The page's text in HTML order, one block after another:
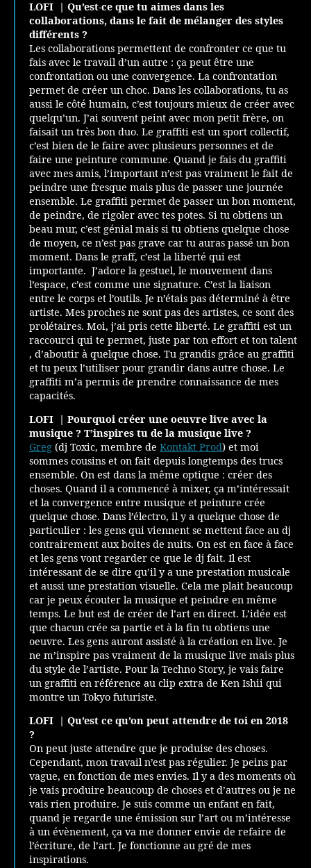
LOFI | Qu’est-ce que tu aimes dans les
collaborations, dans le fait de mélanger des styles
différents ?
Les collaborations permettent de confronter ce que tu
fais avec le travail d’un autre : ça peut être une
confrontation ou une convergence. La confrontation
permet de créer un choc. Dans les collaborations, tu as
aussi le côté humain, c’est toujours mieux de créer avec
quelqu’un. J’ai souvent peint avec mon petit frère, on
faisait un très bon duo. Le graffiti est un sport collectif,
c’est bien de le faire avec plusieurs personnes et de
faire une peinture commune. Quand je fais du graffiti
avec mes amis, l’important n’est pas vraiment le fait de
peindre une fresque mais plus de passer une journée
ensemble. Le graffiti permet de passer un bon moment,
de peindre, de rigoler avec tes potes. Si tu obtiens un
beau mur, c’est génial mais si tu obtiens quelque chose
de moyen, ce n’est pas grave car tu auras passé un bon
moment. Dans le graff, c’est la liberté qui est
importante. J’adore la gestuel, le mouvement dans
l’espace, c’est comme une signature. C’est la liaison
entre le corps et l’outils. Je n’étais pas déterminé à être
artiste. Mes proches ne sont pas des artistes, ce sont des
prolétaires. Moi, j’ai pris cette liberté. Le graffiti est un
raccourci qui te permet, juste par ton effort et ton talent
, d’aboutir à quelque chose. Tu grandis grâce au graffiti
et tu peux l’utiliser pour grandir dans autre chose. Le
graffiti m’a permis de prendre connaissance de mes
capacités.
LOFI | Pourquoi créer une oeuvre live avec la
musique ? T’inspires tu de la musique live ?
Greg (dj Toxic, membre de Kontakt Prod) et moi
sommes cousins et on fait depuis longtemps des trucs
ensemble. On est dans la même optique : créer des
choses. Quand il a commencé à mixer, ça m’intéressait
et la convergence entre musique et peinture crée
quelque chose. Dans l’électro, il y a quelque chose de
particulier : les gens qui viennent se mettent face au dj
contrairement aux boites de nuits. On est en face à face
et les gens vont regarder ce que le dj fait. Il est
intéressant de se dire qu’il y a une prestation musicale
et aussi une prestation visuelle. Cela me plait beaucoup
car je peux écouter la musique et peindre en même
temps. Le but est de créer de l’art en direct. L’idée est
que chacun crée sa partie et à la fin tu obtiens une
oeuvre. Les gens auront assisté à la création en live. Je
ne m’inspire pas vraiment de la musique live mais plus
du style de l’artiste. Pour la Techno Story, je vais faire
un graffiti en référence au clip extra de Ken Ishii qui
montre un Tokyo futuriste.
LOFI | Qu’est ce qu’on peut attendre de toi en 2018
?
On peut juste attendre que je produise des choses.
Cependant, mon travail n’est pas régulier. Je peins par
vague, en fonction de mes envies. Il y a des moments où
je vais produire beaucoup de choses et d’autres ou je ne
vais rien produire. Je suis comme un enfant en fait,
quand je regarde une émission sur l’art ou m’intéresse
à un évènement, ça va me donner envie de refaire de
l’écriture, de l’art. Je fonctionne au gré de mes
inspirations.